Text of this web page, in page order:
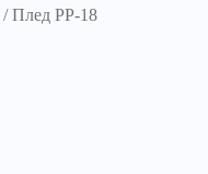
/Плед PP-18